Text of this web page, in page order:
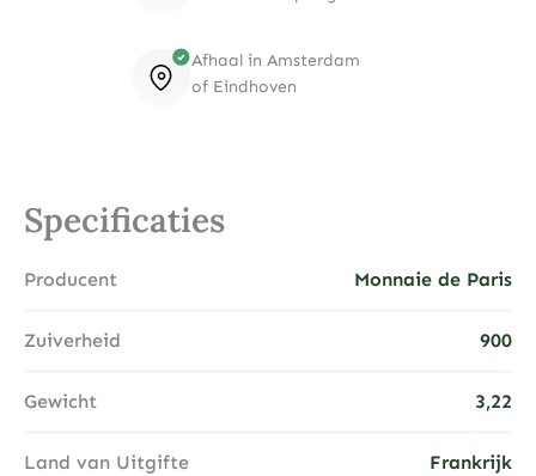
Afhaal in Amsterdam
of Eindhoven
Specificaties
Producent Monnaie de Paris
Zuiverheid 900
Gewicht 3,22
Land van Uitgifte Frankrijk